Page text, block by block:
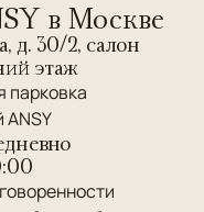
в Москве
д. 30/2, салон
этаж
парковка
ANSY